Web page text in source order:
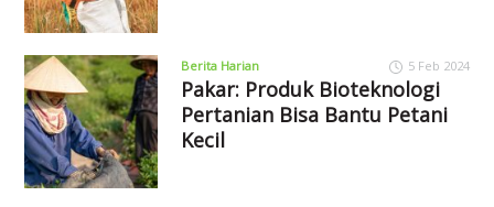
Berita Harian 5 Feb 2024
Pakar: Produk Bioteknologi
Pertanian Bisa Bantu Petani
Kecil